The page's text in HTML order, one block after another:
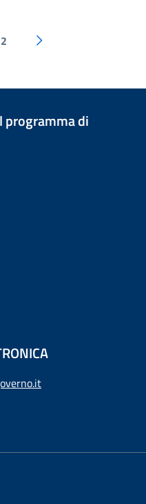
2
di